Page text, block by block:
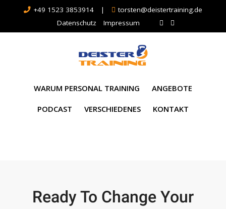
+49 1523 3853914 |
torsten@deistertraining.de
Datenschutz
Impressum
WARUM PERSONAL TRAINING ANGEBOTE
PODCAST VERSCHIEDENES KONTAKT
Ready To Change Your